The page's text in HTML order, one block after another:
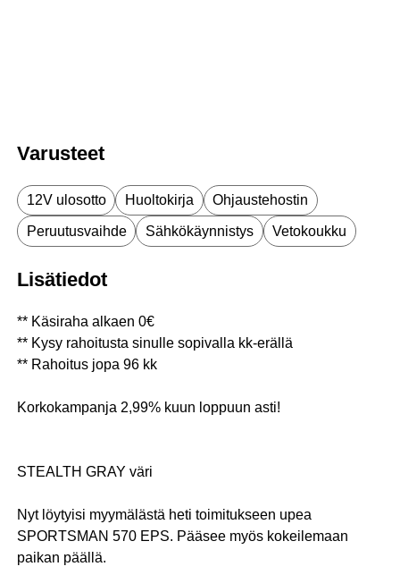
Varusteet
12V ulosotto Huoltokirja Ohjaustehostin
Peruutusvaihde Sähkökäynnistys Vetokoukku
Lisätiedot
** Käsiraha alkaen 0€
** Kysy rahoitusta sinulle sopivalla kk-erällä
** Rahoitus jopa 96 kk
Korkokampanja 2,99% kuun loppuun asti!
STEALTH GRAY väri
Nyt löytyisi myymälästä heti toimitukseen upea
SPORTSMAN 570 EPS. Pääsee myös kokeilemaan
paikan päällä.